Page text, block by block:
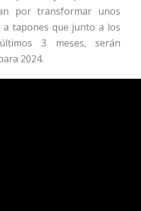
por transformar unos
a tapones que junto a los
3 meses, serán
2024.